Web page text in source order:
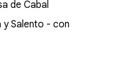
de Cabal
y Salento - con